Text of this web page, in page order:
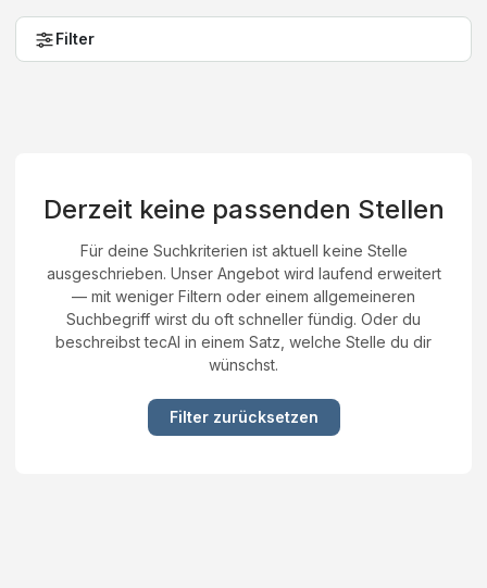
Filter
Derzeit keine passenden Stellen
Für deine Suchkriterien ist aktuell keine Stelle
ausgeschrieben. Unser Angebot wird laufend erweitert
— mit weniger Filtern oder einem allgemeineren
Suchbegriff wirst du oft schneller fündig. Oder du
beschreibst tecAI in einem Satz, welche Stelle du dir
wünschst.
Filter zurücksetzen